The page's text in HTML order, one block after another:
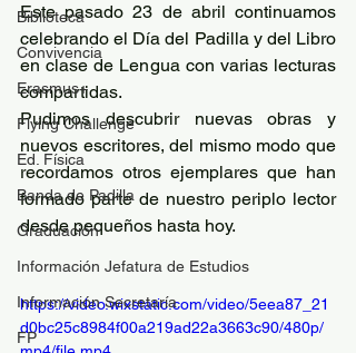
Biblioteca
Convivencia
Erasmus+
Flying Challenge
Ed. Física
Banda de Padilla
Graduación
Información Jefatura de Estudios
Información Secretaría
FP
Este pasado 23 de abril continuamos
celebrando el Día del Padilla y del Libro
en clase de Lengua con varias lecturas
compartidas.
Pudimos descubrir nuevas obras y
nuevos escritores, del mismo modo que
recordamos otros ejemplares que han
formado parte de nuestro periplo lector
desde pequeños hasta hoy.
https://video.wixstatic.com/video/5eea87_21
d0bc25c8984f00a219ad22a3663c90/480p/